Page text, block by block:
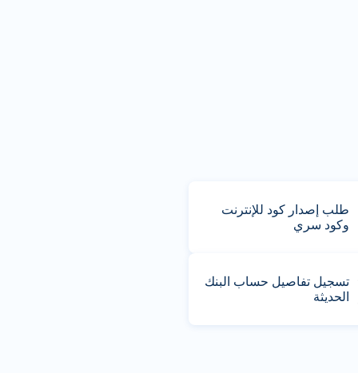
طلب إصدار كود للإنترنت
وكود سري
تسجيل تفاصيل حساب البنك
الحديثة